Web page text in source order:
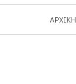
ΑΡΧΙΚΗ